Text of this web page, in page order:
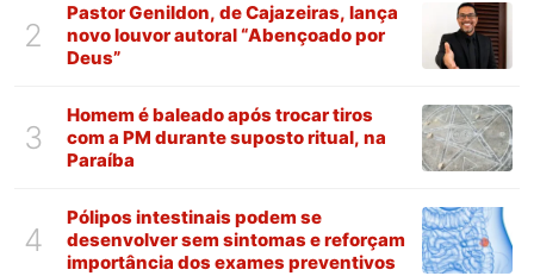
2
Pastor Genildon, de Cajazeiras, lança
novo louvor autoral “Abençoado por
Deus”
3
Homem é baleado após trocar tiros
com a PM durante suposto ritual, na
Paraíba
4
Pólipos intestinais podem se
desenvolver sem sintomas e reforçam
importância dos exames preventivos